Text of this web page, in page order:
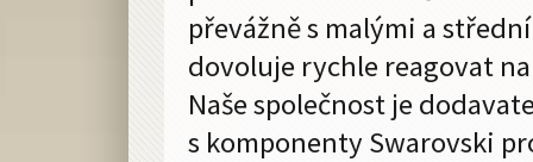
převážně s malými a
dovoluje rychle reagovat
Naše společnost je
s komponenty Swarovski